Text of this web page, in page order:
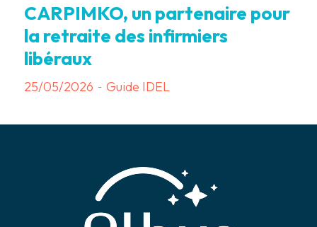
CARPIMKO, un partenaire pour
la retraite des infirmiers
libéraux
25/05/2026 - Guide IDEL